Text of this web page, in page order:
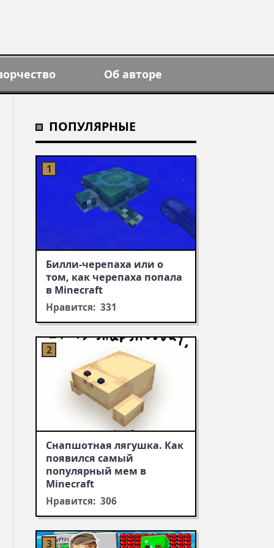
Об авторе
ПОПУЛЯРНЫЕ
Билли-черепаха или о
том, как черепаха попала
в Minecraft
Нравится: 331
Снапшотная лягушка. Как
появился самый
популярный мем в
Minecraft
Нравится: 306